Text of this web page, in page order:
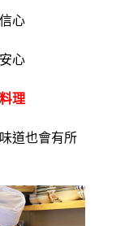
心
心
理
道也會有所